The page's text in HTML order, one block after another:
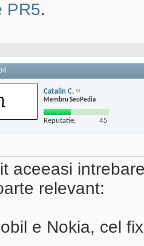
PR5.
Catalin C.
Membru SeoPedia
Reputatie: 45
aceeasi
relevant:
e Nokia, cel